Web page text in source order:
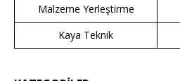
Malzeme Yerleştirme
Kaya Teknik